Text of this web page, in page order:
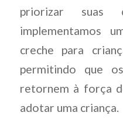
priorizar suas
implementamos
creche para
permitindo que
retornem à força
adotar uma criança.